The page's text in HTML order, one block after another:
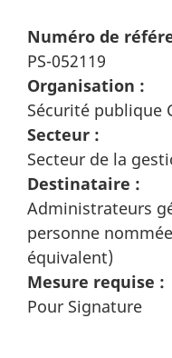
Numéro de
PS-052119
Organisation :
Sécurité publique
Secteur :
Secteur de la
Destinataire :
Administrateurs
personne
équivalent)
Mesure requise :
Pour Signature